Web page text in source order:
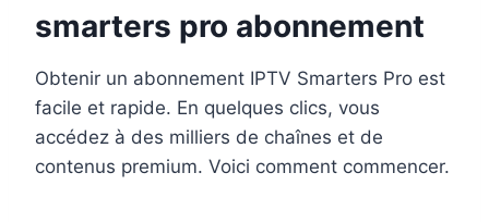
smarters pro abonnement
Obtenir un abonnement IPTV Smarters Pro est
facile et rapide. En quelques clics, vous
accédez à des milliers de chaînes et de
contenus premium. Voici comment commencer.